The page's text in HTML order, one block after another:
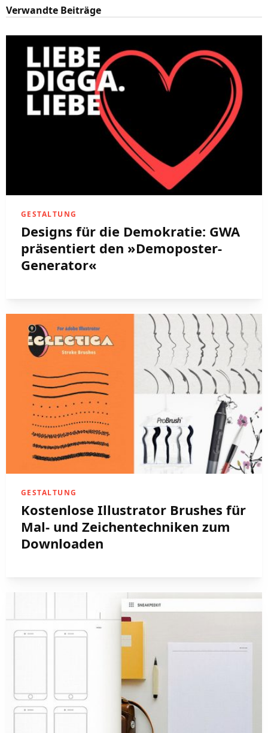
Verwandte Beiträge
GESTALTUNG
Designs für die Demokratie: GWA
präsentiert den »Demoposter-
Generator«
GESTALTUNG
Kostenlose Illustrator Brushes für
Mal- und Zeichentechniken zum
Downloaden